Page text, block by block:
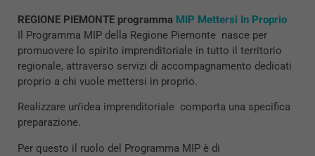
REGIONE PIEMONTE programma MIP Mettersi In Proprio
Il Programma MIP della Regione Piemonte nasce per
promuovere lo spirito imprenditoriale in tutto il territorio
regionale, attraverso servizi di accompagnamento dedicati
proprio a chi vuole mettersi in proprio.
Realizzare un’idea imprenditoriale comporta una specifica
preparazione.
Per questo il ruolo del Programma MIP è di